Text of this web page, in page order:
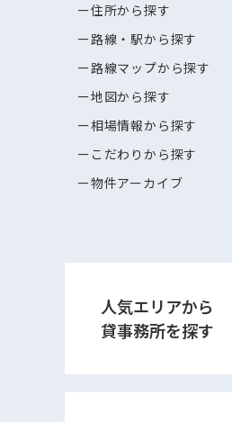
住所から探す
路線・駅から探す
路線マップから探す
地図から探す
相場情報から探す
こだわりから探す
物件アーカイブ
人気エリアから
貸事務所を探す